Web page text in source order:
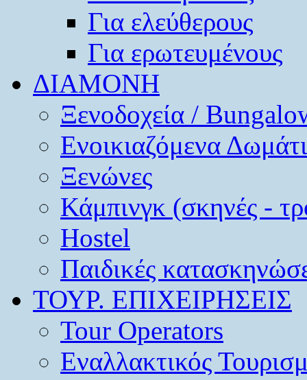
Για ελεύθερους
Για ερωτευμένους
ΔΙΑΜΟΝΗ
Ξενοδοχεία /
Ενοικιαζόμενα
Ξενώνες
Κάμπινγκ (σκηνές -
Hostel
Παιδικές
ΤΟΥΡ. ΕΠΙΧΕΙΡΗΣΕΙΣ
Tour Operators
Εναλλακτικός